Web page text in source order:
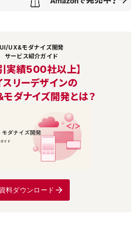
UI/UX&モダナイズ開発
サービス紹介ガイド
実績500社以上】
スリーデザインの
ダナイズ開発とは？
資料ダウンロード